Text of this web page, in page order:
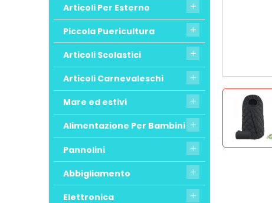
Articoli Per Esterno 
Piccola Puericultura 
Articoli Scolastici 
Articoli Carnevaleschi 
Mare ed estivi 
Alimentazione Per Bambini 
Pannolini 
Abbigliamento 
Elettronica 